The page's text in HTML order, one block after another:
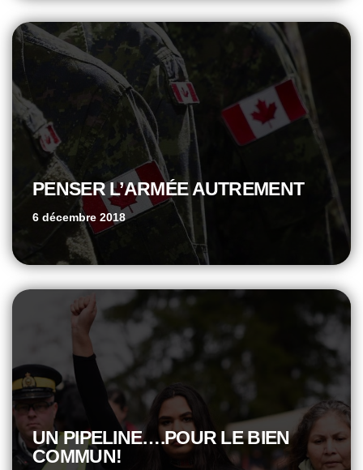
PENSER L’ARMÉE AUTREMENT
6 décembre 2018
UN PIPELINE….POUR LE BIEN
COMMUN!